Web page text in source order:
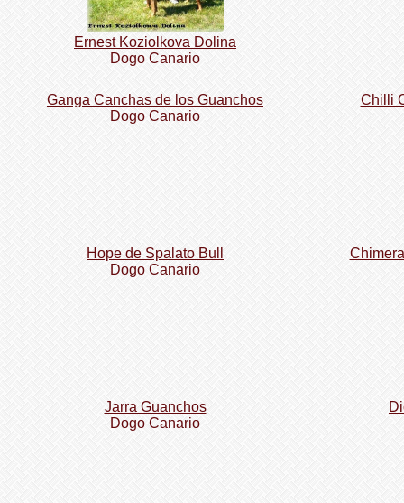
Ernest Koziolkova Dolina
Dogo Сanario
Ganga Canchas de los Guanchos
Dogo Сanario
Hope de Spalato Bull
Dogo Сanario
Jarra Guanchos
Dogo Сanario
Chilli